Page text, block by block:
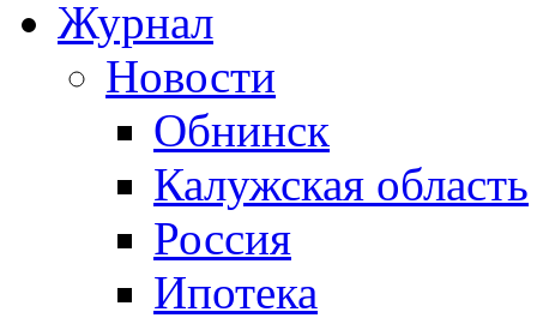
Журнал
Новости
Обнинск
Калужская область
Россия
Ипотека